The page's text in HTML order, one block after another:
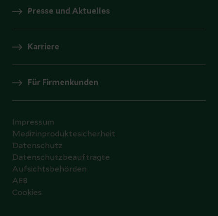
Presse und Aktuelles
Karriere
Für Firmenkunden
Impressum
Medizinproduktesicherheit
Datenschutz
Datenschutzbeauftragte
Aufsichtsbehörden
AEB
Cookies